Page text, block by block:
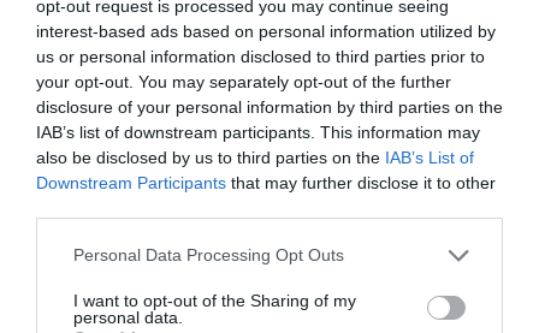
opt-out request is processed you may continue seeing
interest-based ads based on personal information utilized by
us or personal information disclosed to third parties prior to
your opt-out. You may separately opt-out of the further
disclosure of your personal information by third parties on the
IAB’s list of downstream participants. This information may
also be disclosed by us to third parties on the IAB’s List of
Downstream Participants that may further disclose it to other
Personal Data Processing Opt Outs
I want to opt-out of the Sharing of my
personal data.
Σετ spinning: Καλάμι Vigor Spin 2.10 με
μηχανισμό VIGOR POWER 40 της Lineaeffe
Σετ spinning/eging: Καλάμι Vigor Spin 2.10 με μηχανισμό VIGOR
POWER 40 της Lineaeffe Το spinning είναι ένα ψάρεµα υψηλών
απαιτήσεων από θέµα εξοπλισµού αφού αρκετές φορές θα
χρειαστεί να αντιμετωπίσουμε μεγάλα αρπακτικά της ακτής
όπως λαβράκια, λούτσοι, λίτσες κλπ. Επιπλέον το ψάρεμα των
καλαμαριών (Eging) χρειάζεται ένα καλάμι που να μεταφέρει